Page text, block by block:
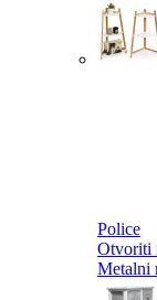
Police
Otvoriti
Metalni